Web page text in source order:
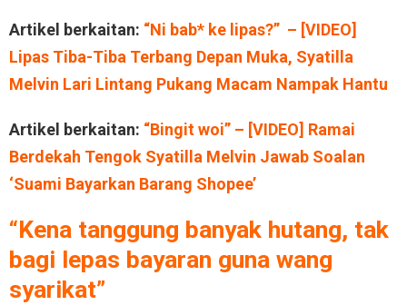
Artikel berkaitan: “Ni bab* ke lipas?” – [VIDEO]
Lipas Tiba-Tiba Terbang Depan Muka, Syatilla
Melvin Lari Lintang Pukang Macam Nampak Hantu
Artikel berkaitan: “Bingit woi” – [VIDEO] Ramai
Berdekah Tengok Syatilla Melvin Jawab Soalan
‘Suami Bayarkan Barang Shopee’
“Kena tanggung banyak hutang, tak
bagi lepas bayaran guna wang
syarikat”